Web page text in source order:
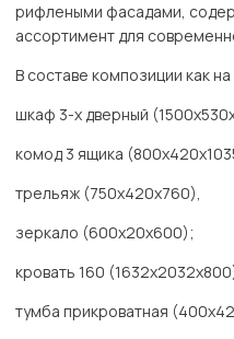
рифлеными фасадами,
ассортимент для
В составе композиции как
шкаф 3-х дверный
комод 3 ящика
трельяж (750х420х760),
зеркало (600х20х600);
кровать 160
тумба прикроватная